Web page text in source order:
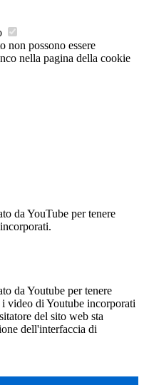
non possono essere
nella pagina della cookie
da YouTube per tenere
da Youtube per tenere
video di Youtube incorporati
del sito web sta
dell'interfaccia di